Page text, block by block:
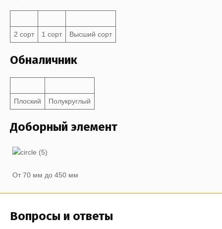
2 сорт 1 сорт Высший сорт
Обналичник
Плоский Полукруглый
Доборный элемент
От 70 мм до 450 мм
Вопросы и ответы